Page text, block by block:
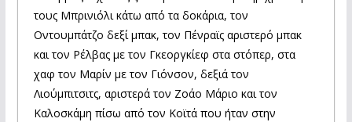
τους Μπρινιόλι κάτω από τα δοκάρια, τον
Οντουμπάτζο δεξί μπακ, τον Πένραϊς αριστερό μπακ
και τον Ρέλβας με τον Γκεοργκίεφ στα στόπερ, στα
χαφ τον Μαρίν με τον Γιόνσον, δεξιά τον
Λιούμπιτσιτς, αριστερά τον Ζοάο Μάριο και τον
Καλοσκάμη πίσω από τον Κοϊτά που ήταν στην